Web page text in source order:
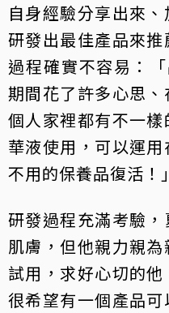
自身經驗分享出來
研發出最佳產品來
過程確實不容易：
期間花了許多心思
個人家裡都有不一
華液使用，可以運
不用的保養品復活！」
研發過程充滿考驗
肌膚，但他親力親
試用，求好心切的他
很希望有一個產品